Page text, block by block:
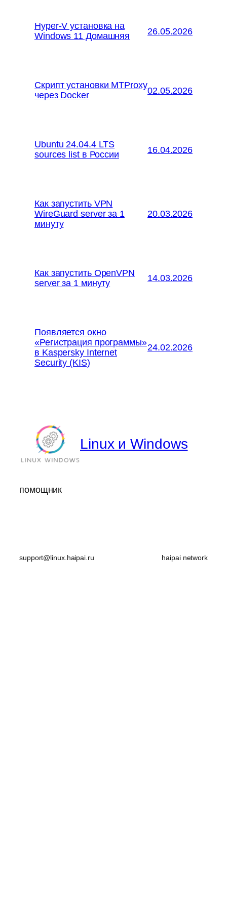
Hyper-V установка на
Windows 11 Домашняя
26.05.2026
Скрипт установки MTProxy
через Docker
02.05.2026
Ubuntu 24.04.4 LTS
sources list в России
16.04.2026
Как запустить VPN
WireGuard server за 1
минуту
20.03.2026
Как запустить OpenVPN
server за 1 минуту
14.03.2026
Появляется окно
«Регистрация программы»
в Kaspersky Internet
Security (KIS)
24.02.2026
Linux и Windows
помощник
support@linux.haipai.ru haipai network